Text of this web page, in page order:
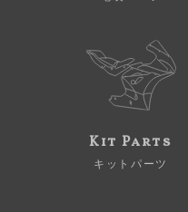
Kit Parts
キットパーツ